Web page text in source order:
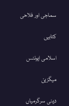
سماجی اور فلاحی
کتابیں
اسلامی ایونٹس
میگزین
دینی سرگرمیاں